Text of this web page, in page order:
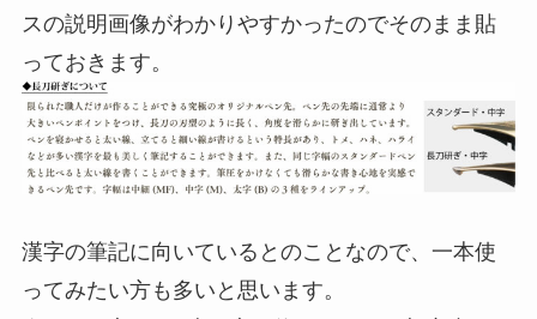
スの説明画像がわかりやすかったのでそのまま貼
っておきます。
漢字の筆記に向いているとのことなので、一本使
ってみたい方も多いと思います。